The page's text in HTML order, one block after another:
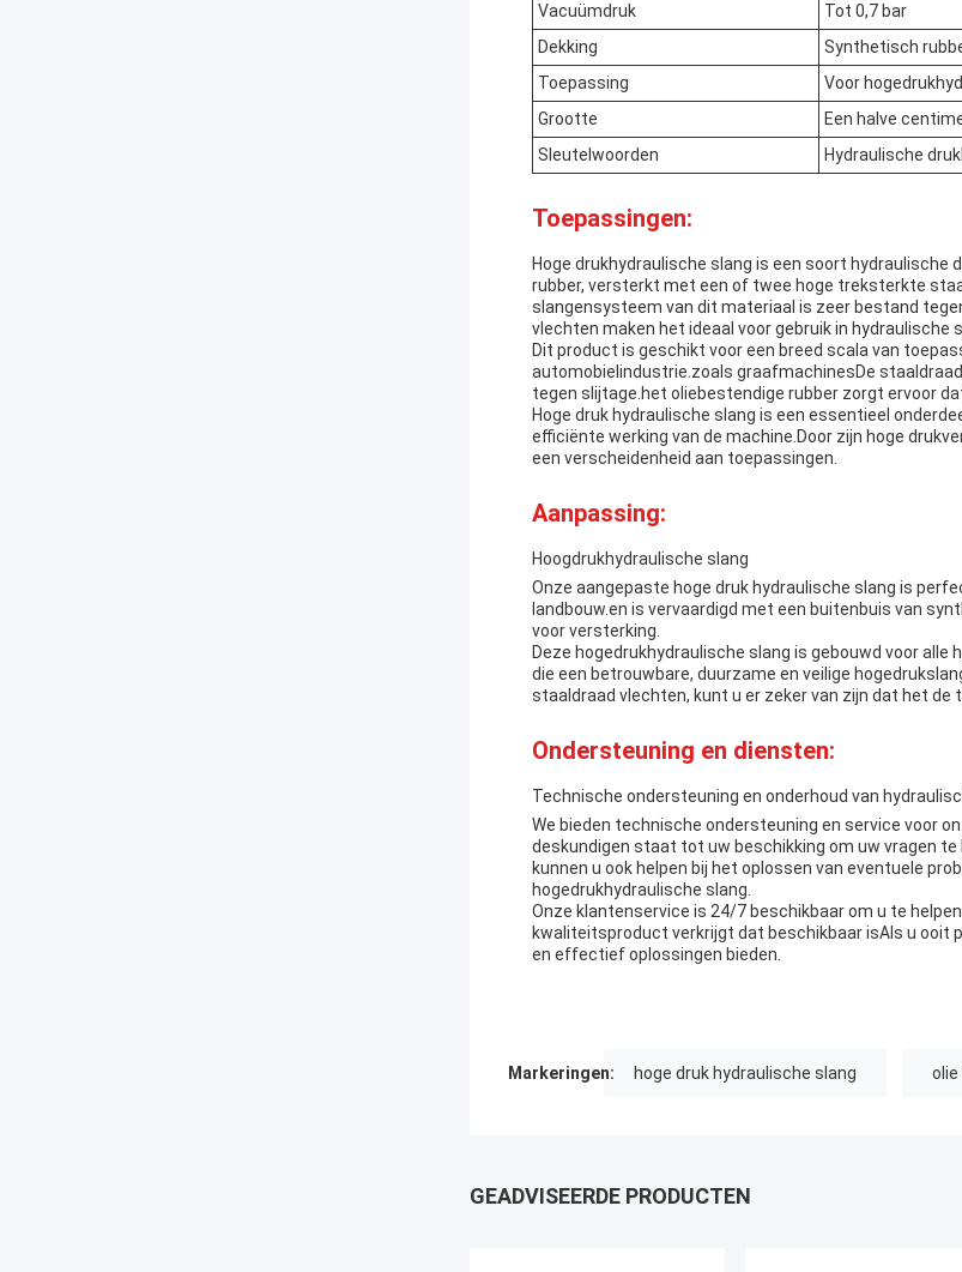
Vacuümdruk
Tot 0,7 bar
Dekking
Synthetisch
Toepassing
Voor
Grootte
Een halve
Sleutelwoorden
Hydraulische
Toepassingen:
Hoge drukhydraulische slang is een soort
rubber, versterkt met een of twee hoge treksterkte
slangensysteem van dit materiaal is zeer bestand
vlechten maken het ideaal voor gebruik in hydraulische
Dit product is geschikt voor een breed scala van
automobielindustrie.zoals graafmachinesDe
tegen slijtage.het oliebestendige rubber zorgt ervoor
Hoge druk hydraulische slang is een essentieel
efficiënte werking van de machine.Door zijn hoge
een verscheidenheid aan toepassingen.
Aanpassing:
Hoogdrukhydraulische slang
Onze aangepaste hoge druk hydraulische slang is
landbouw.en is vervaardigd met een buitenbuis van
voor versterking.
Deze hogedrukhydraulische slang is gebouwd voor
die een betrouwbare, duurzame en veilige
staaldraad vlechten, kunt u er zeker van zijn dat het de
Ondersteuning en diensten:
Technische ondersteuning en onderhoud van
We bieden technische ondersteuning en service voor
deskundigen staat tot uw beschikking om uw vragen
kunnen u ook helpen bij het oplossen van eventuele
hogedrukhydraulische slang.
Onze klantenservice is 24/7 beschikbaar om u te
kwaliteitsproduct verkrijgt dat beschikbaar isAls u ooit
en effectief oplossingen bieden.
Markeringen: hoge druk hydraulische slang
GEADVISEERDE PRODUCTEN